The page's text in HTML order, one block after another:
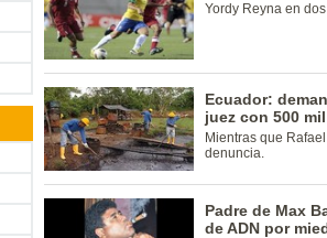
Yordy Reyna en
Ecuador:
juez con 500
Mientras que
denuncia.
Padre de Max
de ADN por